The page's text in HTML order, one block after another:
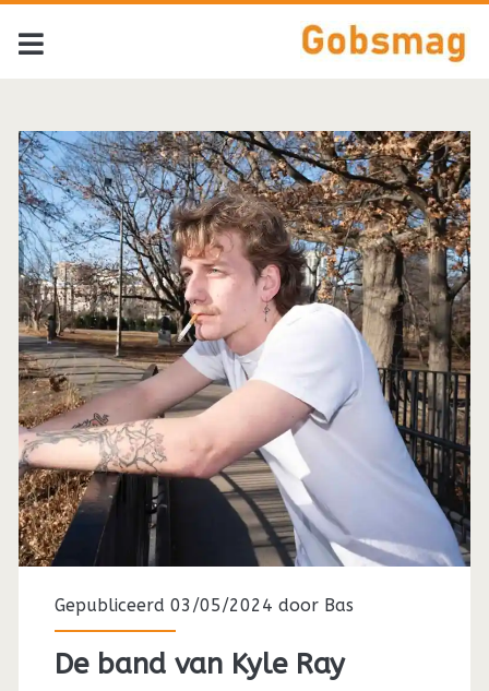
Gepubliceerd 03/05/2024 door Bas
De band van Kyle Ray